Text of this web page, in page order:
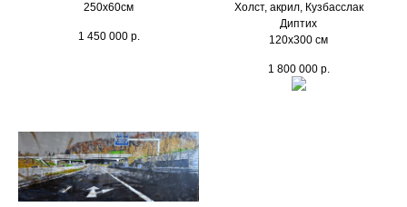
250х60см
1 450 000 р.
Холст, акрил, Кузбасслак
Диптих
120х300 см
1 800 000 р.